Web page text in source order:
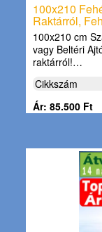
100x210
Raktárról,
100x210 cm
vagy Beltéri
raktárról!…
Cikkszám
Ár: 85.500 Ft